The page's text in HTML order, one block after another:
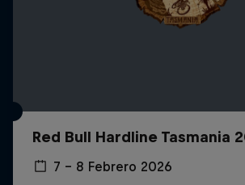
Red Bull Hardline Tasmania
7 – 8 Febrero 2026